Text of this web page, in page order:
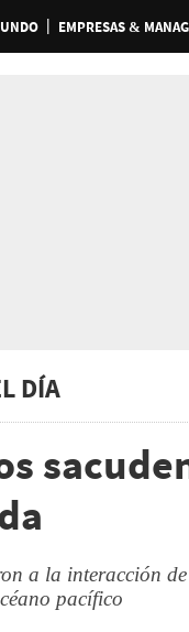
EMPRESAS &
DÍA
a la interacción
pacífico